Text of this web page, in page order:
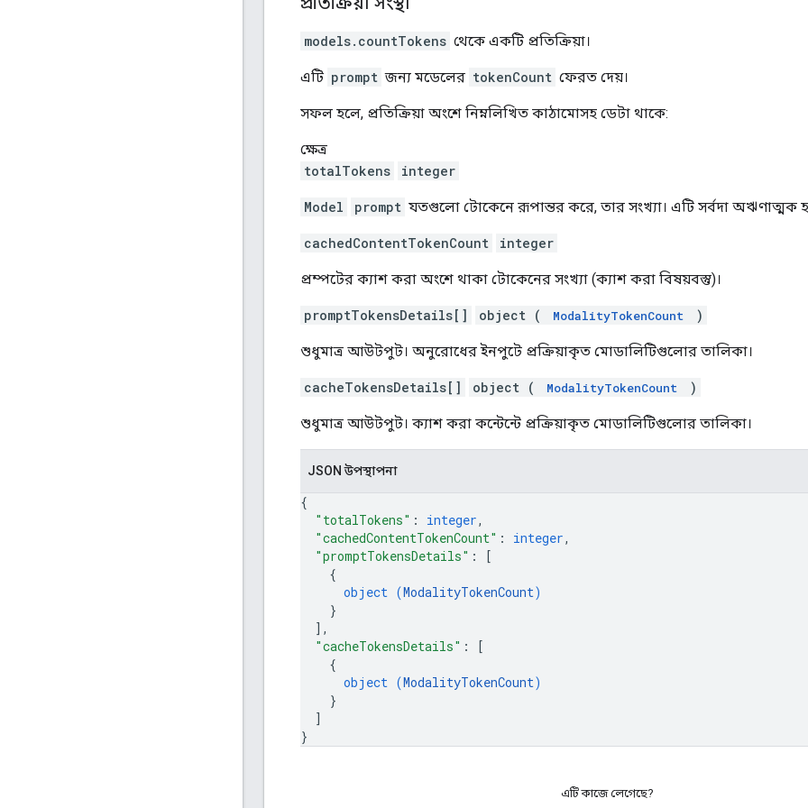
models.countTokens থেকে একটি প্রতিক্রিয়া।
এটি prompt জন্য মডেলের tokenCount ফেরত দেয়।
সফল হলে, প্রতিক্রিয়া অংশে নিম্নলিখিত কাঠামোসহ ডেটা থাকে:
ক্ষেত্র
totalTokens
integer
Model prompt যতগুলো টোকেনে রূপান্তর করে, তার সংখ্যা। এটি সর্বদা অঋণাত্মক
cachedContentTokenCount integer
প্রম্পটের ক্যাশ করা অংশে থাকা টোকেনের সংখ্যা (ক্যাশ করা বিষয়বস্তু)।
promptTokensDetails[] object ( ModalityTokenCount )
শুধুমাত্র আউটপুট। অনুরোধের ইনপুটে প্রক্রিয়াকৃত মোডালিটিগুলোর তালিকা।
cacheTokensDetails[] object ( ModalityTokenCount )
শুধুমাত্র আউটপুট। ক্যাশ করা কন্টেন্টে প্রক্রিয়াকৃত মোডালিটিগুলোর তালিকা।
JSON উপস্থাপনা
{
"totalTokens" : integer,
"cachedContentTokenCount" : integer,
"promptTokensDetails" :
[
{
object (ModalityTokenCount)
}
] ,
"cacheTokensDetails" :
[
{
object (ModalityTokenCount)
}
]
}
এটি কাজে লেগেছে?